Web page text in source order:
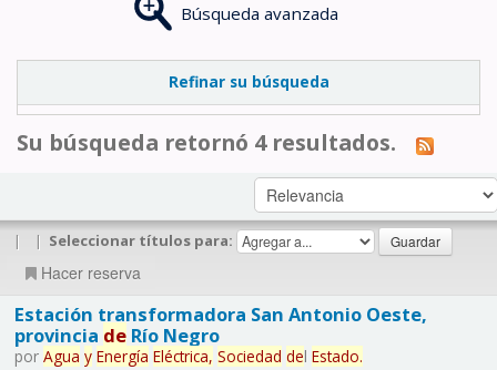
Búsqueda avanzada
Refinar su búsqueda
Su búsqueda retornó 4 resultados.
| | Seleccionar títulos para:
Hacer reserva
Estación transformadora San Antonio Oeste,
provincia deRío Negro
por Agua y Energía Eléctrica, Sociedad del Estado.